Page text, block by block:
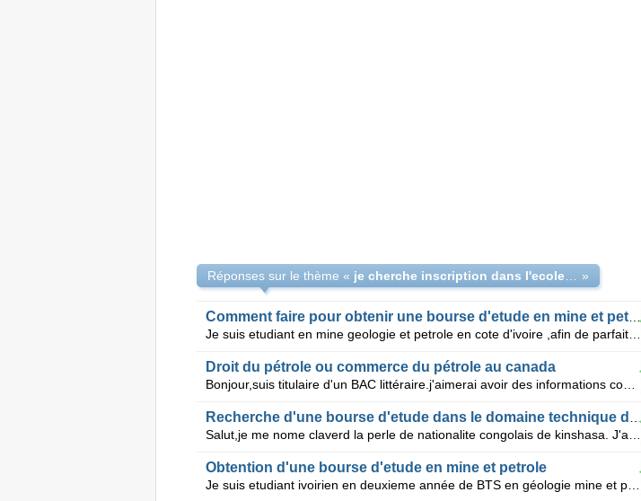
Réponses sur le thème « je cherche inscription dans l'ecole de mine et de Petrole »
Comment faire pour obtenir une bourse d'etude en mine et petrole a l'etranger
Je suis etudiant en mine geologie et petrole en cote d'ivoire ,afin de parfait mon cycle ingenieur
Droit du pétrole ou commerce du pétrole au canada
Bonjour,suis titulaire d'un BAC littéraire.j'aimerai avoir des informations concernants les écoles a
Recherche d'une bourse d'etude dans le domaine technique du petrole
Obtention d'une bourse d'etude en mine et petrole
Je suis etudiant ivoirien en deuxieme année de BTS en géologie mine et petrole ,si valide ma demande